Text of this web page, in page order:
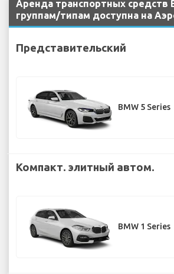
Аренда транспортных средств
группам/типам доступна на
Представительский
BMW 5 Series
Компакт. элитный автом.
BMW 1 Series